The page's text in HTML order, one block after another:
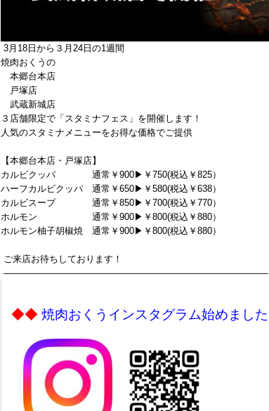
3月18日から３月24日の1週間
焼肉おくうの
本郷台本店
戸塚店
武蔵新城店
３店舗限定で「スタミナフェス」を開催します！
人気のスタミナメニューをお得な価格でご提供
【本郷台本店・戸塚店】
カルビクッパ 通常￥900▶￥750(税込￥825）
ハーフカルビクッパ 通常￥650▶￥580(税込￥638）
カルビスープ 通常￥850▶￥700(税込￥770）
ホルモン 通常￥900▶￥800(税込￥880）
ホルモン柚子胡椒焼 通常￥900▶￥800(税込￥880）
ご来店お待ちしております！
—————————————————————————————
◆◆ 焼肉おくうインスタグラム始めました